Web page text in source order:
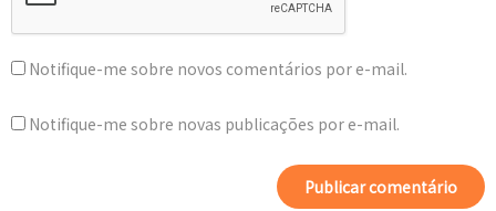
Notifique-me sobre novos comentários por e-mail.
Notifique-me sobre novas publicações por e-mail.